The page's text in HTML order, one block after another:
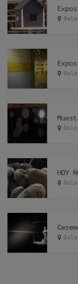
Oslo
Oslo
Oslo
HOY
Oslo
Oslo